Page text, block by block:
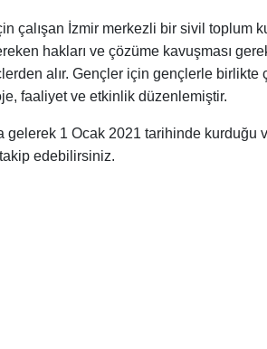
çalışan İzmir merkezli bir sivil toplum
hakları ve çözüme kavuşması
alır. Gençler için gençlerle birlikte
faaliyet ve etkinlik düzenlemiştir.
1 Ocak 2021 tarihinde kurduğu
edebilirsiniz.